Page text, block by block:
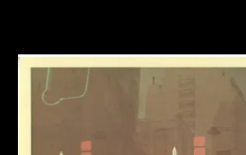
M+藏品
進一步篩選